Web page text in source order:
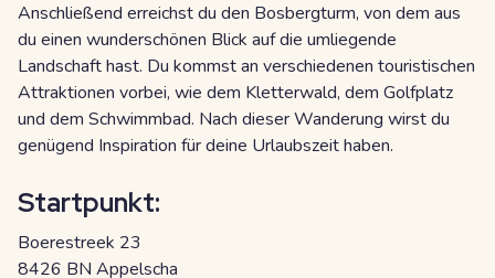
Anschließend erreichst du den Bosbergturm, von dem aus
du einen wunderschönen Blick auf die umliegende
Landschaft hast. Du kommst an verschiedenen touristischen
Attraktionen vorbei, wie dem Kletterwald, dem Golfplatz
und dem Schwimmbad. Nach dieser Wanderung wirst du
genügend Inspiration für deine Urlaubszeit haben.
Startpunkt:
Boerestreek 23
8426 BN Appelscha